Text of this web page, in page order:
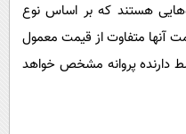
هستند که بر اساس نوع
آنها متفاوت از قیمت معمول
دارنده پروانه مشخص خواهد